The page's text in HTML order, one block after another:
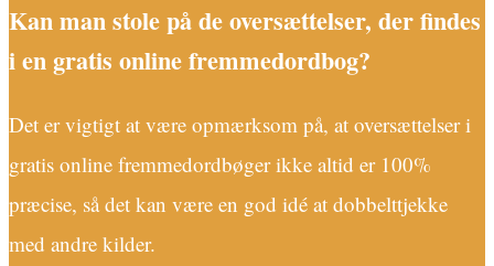
Kan man stole på de oversættelser, der findes
i en gratis online fremmedordbog?
Det er vigtigt at være opmærksom på, at oversættelser i
gratis online fremmedordbøger ikke altid er 100%
præcise, så det kan være en god idé at dobbelttjekke
med andre kilder.